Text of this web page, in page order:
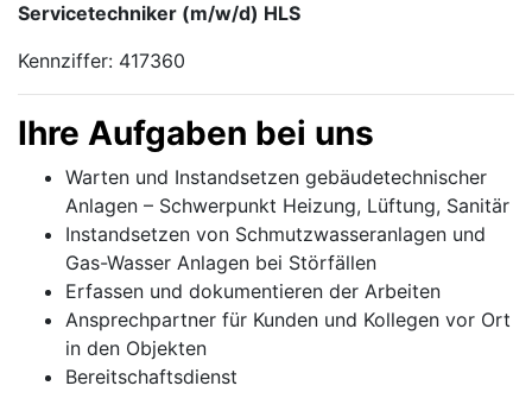
Servicetechniker (m/w/d) HLS
Kennziffer: 417360
Ihre Aufgaben bei uns
Warten und Instandsetzen gebäudetechnischer
Anlagen – Schwerpunkt Heizung, Lüftung, Sanitär
Instandsetzen von Schmutzwasseranlagen und
Gas-Wasser Anlagen bei Störfällen
Erfassen und dokumentieren der Arbeiten
Ansprechpartner für Kunden und Kollegen vor Ort
in den Objekten
Bereitschaftsdienst